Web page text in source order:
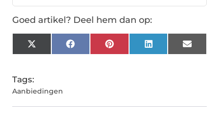
Goed artikel? Deel hem dan op:
X
(Twitter)
FacebookPinterestLinkedInEmail
Tags:
Aanbiedingen